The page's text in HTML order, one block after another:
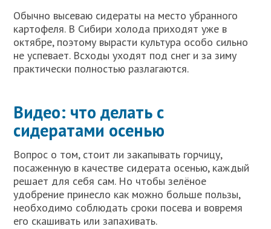
Обычно высеваю сидераты на место убранного
картофеля. В Сибири холода приходят уже в
октябре, поэтому вырасти культура особо сильно
не успевает. Всходы уходят под снег и за зиму
практически полностью разлагаются.
Видео: что делать с
сидератами осенью
Вопрос о том, стоит ли закапывать горчицу,
посаженную в качестве сидерата осенью, каждый
решает для себя сам. Но чтобы зелёное
удобрение принесло как можно больше пользы,
необходимо соблюдать сроки посева и вовремя
его скашивать или запахивать.